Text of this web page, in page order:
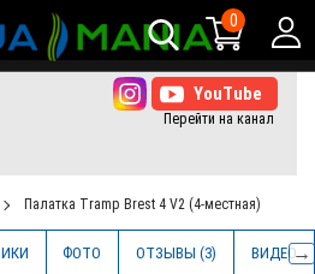
0
+38 (066) 61-77-+38 (073) 61-77-
167
Палатка Tramp Brest 4 V2 (4-местная)
ФОТО ОТЗЫВЫ (3) ВИДЕО